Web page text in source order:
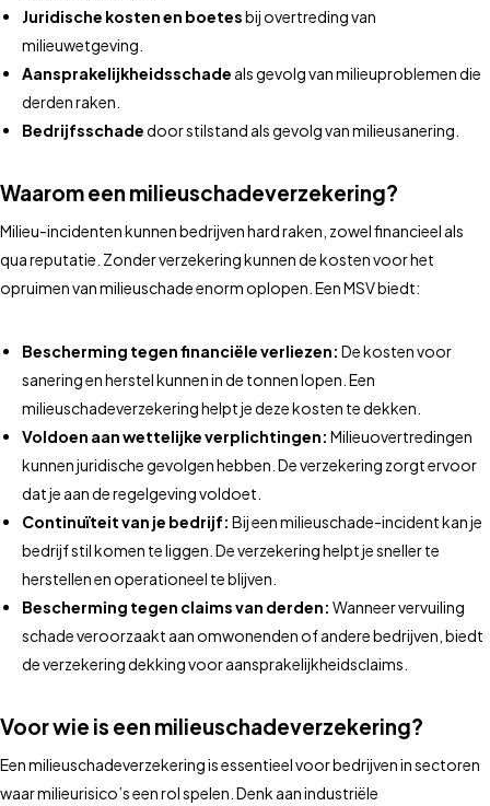
Juridische kosten en boetesbij overtreding van
milieuwetgeving.
Aansprakelijkheidsschade als gevolg van milieuproblemen die
derden raken.
Bedrijfsschadedoor stilstand als gevolg van milieusanering.
Waarom een milieuschadeverzekering?
Milieu-incidenten kunnen bedrijven hard raken, zowel financieel als
qua reputatie. Zonder verzekering kunnen de kosten voor het
opruimen van milieuschade enorm oplopen. Een MSV biedt:
Bescherming tegen financiële verliezen: De kosten voor
sanering en herstel kunnen in de tonnen lopen. Een
milieuschadeverzekering helpt je deze kosten te dekken.
Voldoen aan wettelijke verplichtingen: Milieuovertredingen
kunnen juridische gevolgen hebben. De verzekering zorgt ervoor
dat je aan de regelgeving voldoet.
Continuïteit van je bedrijf: Bij een milieuschade-incident kan je
bedrijf stil komen te liggen. De verzekering helpt je sneller te
herstellen en operationeel te blijven.
Bescherming tegen claims van derden: Wanneer vervuiling
schade veroorzaakt aan omwonenden of andere bedrijven, biedt
de verzekering dekking voor aansprakelijkheidsclaims.
Voor wie is een milieuschadeverzekering?
Een milieuschadeverzekering is essentieel voor bedrijven in sectoren
waar milieurisico’s een rol spelen. Denk aan industriële